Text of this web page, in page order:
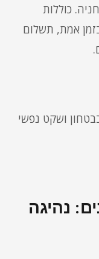
כוללות
אמת, תשלום
נהיגה